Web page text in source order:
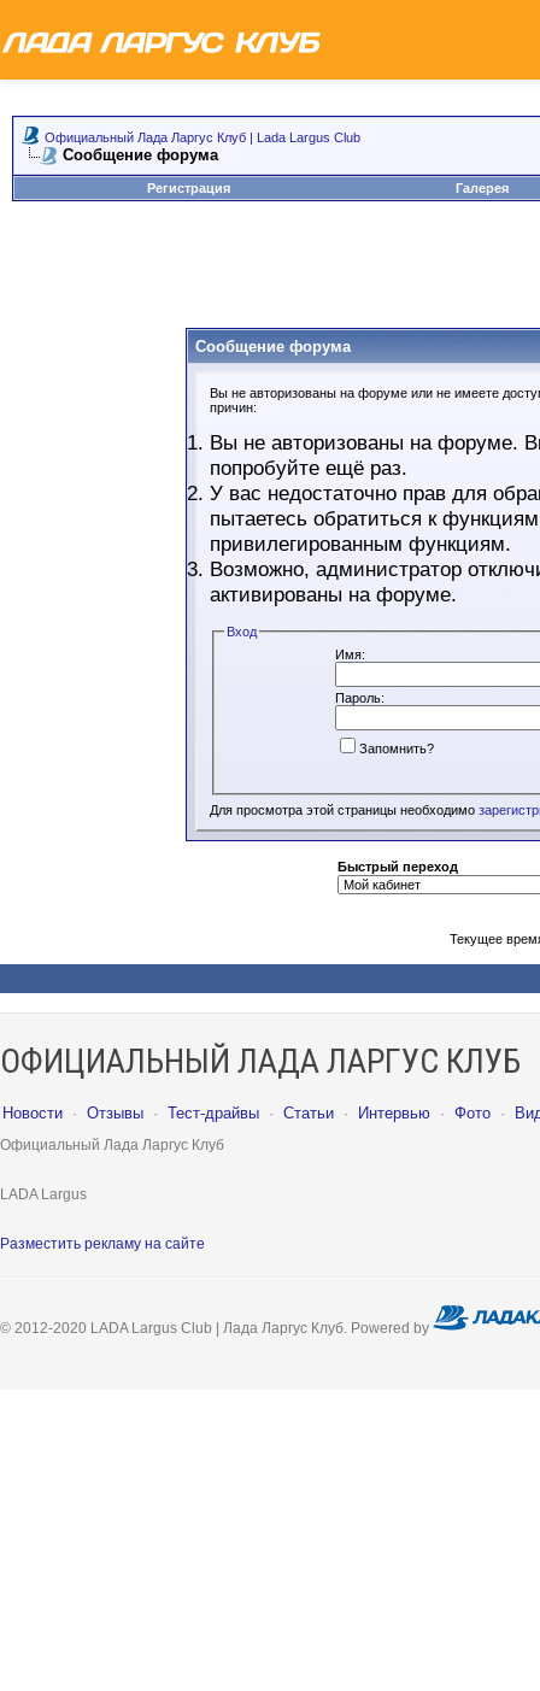
Официальный Лада Ларгус Клуб | Lada Largus Club
Сообщение форума
Регистрация Галерея
Сообщение форума
Вы не авторизованы на форуме или не имеете
причин:
Вы не авторизованы на форуме.
попробуйте ещё раз.
У вас недостаточно прав для
пытаетесь обратиться к
привилегированным функциям.
Возможно, администратор
активированы на форуме.
Вход
Имя:
Пароль:
Запомнить?
Для просмотра этой страницы необходимо
Быстрый переход
Текущее
ОФИЦИАЛЬНЫЙ ЛАДА ЛАРГУС КЛУБ
Новости · Отзывы · Тест-драйвы · Статьи · Интервью · Фото ·
Официальный Лада Ларгус Клуб
LADA Largus
Разместить рекламу на сайте
© 2012-2020 LADA Largus Club | Лада Ларгус Клуб. Powered by